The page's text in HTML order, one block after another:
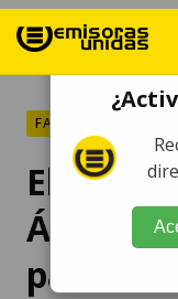
FARÁNDULA
El día
Álvarez
para el